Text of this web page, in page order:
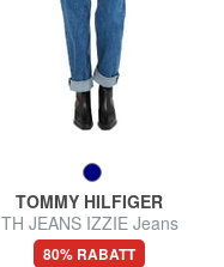
TOMMY HILFIGER
TH JEANS IZZIE Jeans
80% RABATT